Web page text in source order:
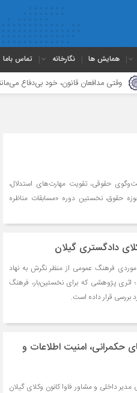
همایش ها نگارخانه تماس باما
قانون، خود بی‌دفاع می‌مانند
حقوقی، تقویت مهارت‌های استدلال،
حقوق، نخستین دوره «مسابقات مناظره
دادگستری گیلان
فرهنگ عمومی از منظر نگرش به نهاد
اثری پژوهشی که برای نخستین‌بار، فرهنگ
بررسی قرار داده است.
حکمرانی، امنیت اطلاعات و
داخلی و مشاور فاوا کانون وکلای گیلان